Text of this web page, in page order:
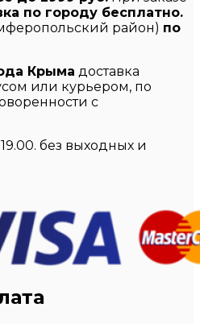
по городу бесплатно.
район) по
Крыма доставка
или курьером, по
с
без выходных и